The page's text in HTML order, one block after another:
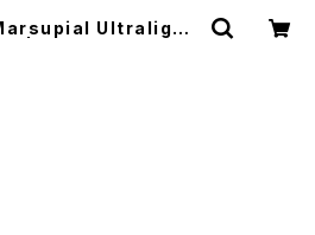
Ultralight